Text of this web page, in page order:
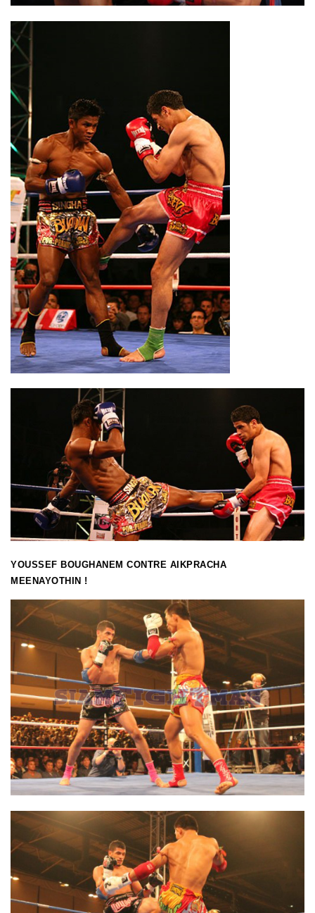
YOUSSEF BOUGHANEM CONTRE AIKPRACHA
MEENAYOTHIN !